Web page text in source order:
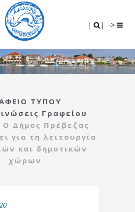
| | ->
ΤΥΠΟΥ
Γραφείου
Ο Δήμος Πρέβεζας
για τη λειτουργία
και δημοτικών
χώρων